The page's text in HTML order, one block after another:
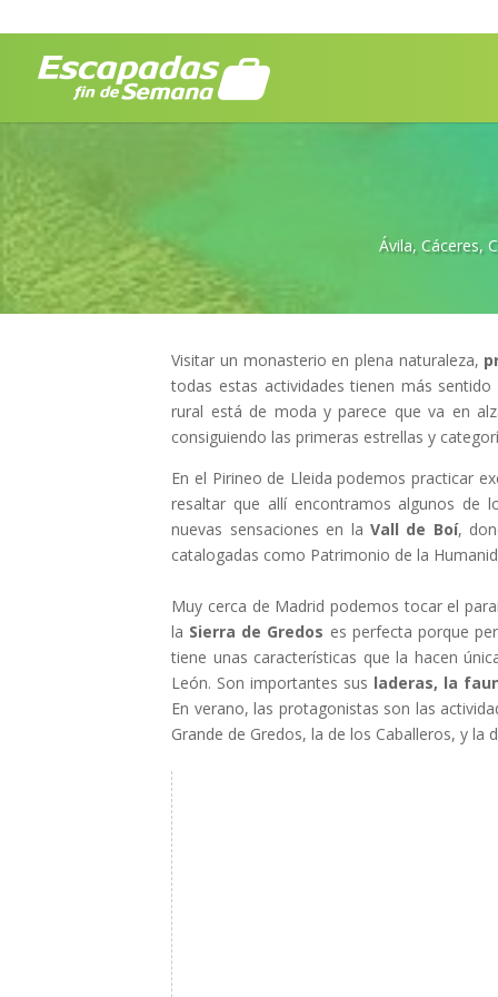
Ávila, Cáceres,
Visitar un monasterio en plena naturaleza,
todas estas actividades tienen más
rural está de moda y parece que va en
consiguiendo las primeras estrellas y
En el Pirineo de Lleida podemos practicar
resaltar que allí encontramos algunos de
nuevas sensaciones en laVall de Boí,
catalogadas como Patrimonio de la
Muy cerca de Madrid podemos tocar el
la Sierra de Gredos es perfecta porque
tiene unas características que la hacen
León. Son importantes sus laderas, la
En verano, las protagonistas son las
Grande de Gredos, la de los Caballeros, y la